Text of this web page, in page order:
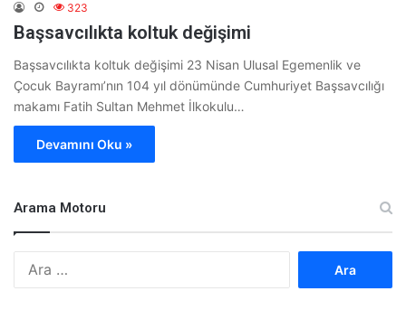
323
Başsavcılıkta koltuk değişimi
Başsavcılıkta koltuk değişimi 23 Nisan Ulusal Egemenlik ve
Çocuk Bayramı’nın 104 yıl dönümünde Cumhuriyet Başsavcılığı
makamı Fatih Sultan Mehmet İlkokulu…
Devamını Oku »
Arama Motoru